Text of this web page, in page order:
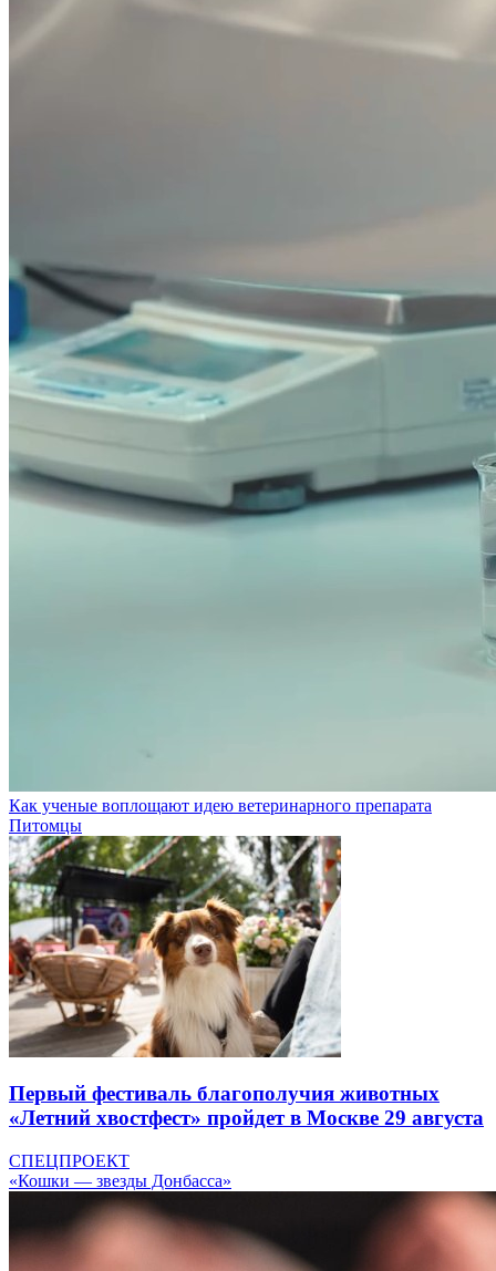
Как ученые воплощают идею ветеринарного препарата
Питомцы
Первый фестиваль благополучия животных
«Летний хвостфест» пройдет в Москве 29 августа
СПЕЦПРОЕКТ
«Кошки — звезды Донбасса»